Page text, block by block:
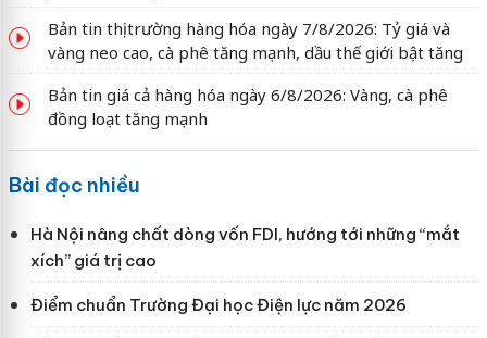
Bản tin thị trường hàng hóa ngày 7/8/2026: Tỷ giá và
vàng neo cao, cà phê tăng mạnh, dầu thế giới bật tăng
Bản tin giá cả hàng hóa ngày 6/8/2026: Vàng, cà phê
đồng loạt tăng mạnh
Bài đọc nhiều
Hà Nội nâng chất dòng vốn FDI, hướng tới những “mắt
xích” giá trị cao
Điểm chuẩn Trường Đại học Điện lực năm 2026